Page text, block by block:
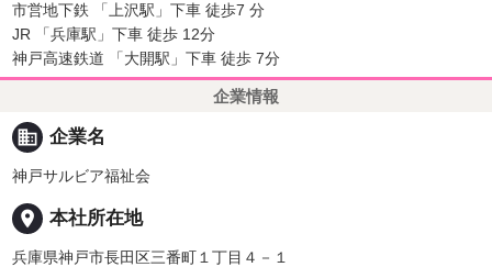
市営地下鉄 「上沢駅」下車 徒歩7 分
JR 「兵庫駅」下車 徒歩 12分
神戸高速鉄道 「大開駅」下車 徒歩 7分
企業情報
business 企業名
神戸サルビア福祉会
place 本社所在地
兵庫県神戸市長田区三番町１丁目４－１